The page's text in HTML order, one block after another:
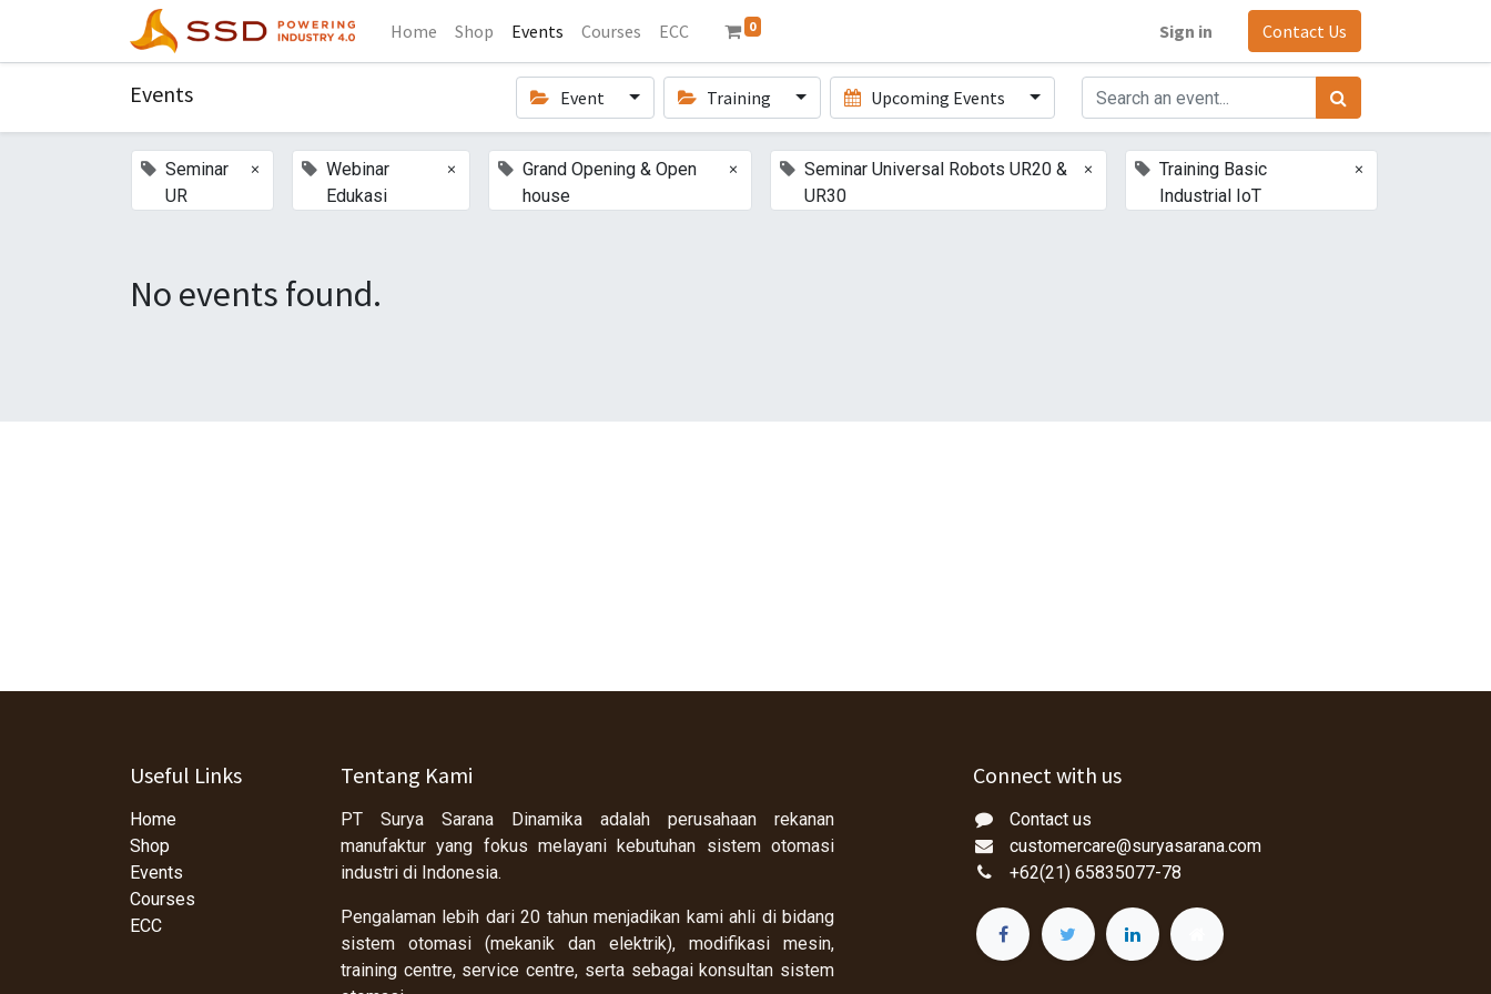
Home Shop Events Courses ECC 0 Sign in Contact Us
Events Event Training Upcoming Events
Seminar
UR
×
Webinar
Edukasi
×
Grand Opening & Open
house
×
Seminar Universal Robots UR20 &
UR30
×
Training Basic
Industrial IoT
×
No events found.
Useful Links
Home
Shop
Events
Courses
ECC
Tentang Kami
PT Surya Sarana Dinamika adalah perusahaan rekanan
manufaktur yang fokus melayani kebutuhan sistem otomasi
industri di Indonesia.
Pengalaman lebih dari 20 tahun menjadikan kami ahli di bidang
sistem otomasi (mekanik dan elektrik), modifikasi mesin,
training centre, service centre, serta sebagai konsultan sistem
Connect with us
Contact us
customercare@suryasarana.com
+62(21) 65835077-78